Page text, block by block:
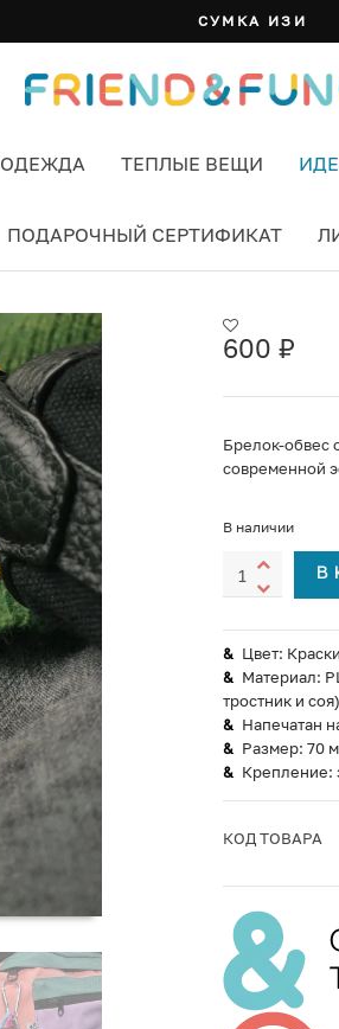
СУМКА ИЗИ
ОДЕЖДА ТЕПЛЫЕ ВЕЩИ
ПОДАРОЧНЫЙ СЕРТИФИКАТ
600 ₽
Брелок-обвес
современной
В наличии
В
Цвет:
Материал:
тростник и соя)
Напечатан
Размер: 70
Крепление:
КОД ТОВАРА